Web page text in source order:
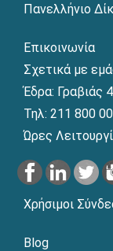
Πανελλήνιο
Επικοινωνία
Σχετικά με
Έδρα: Γραβιάς
Τηλ: 211 800
Ώρες
Χρήσιμοι
Blog